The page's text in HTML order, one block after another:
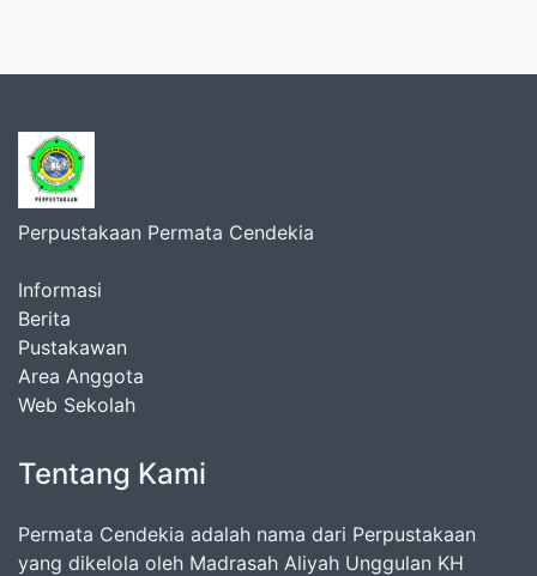
Perpustakaan Permata Cendekia
Informasi
Berita
Pustakawan
Area Anggota
Web Sekolah
Tentang Kami
Permata Cendekia adalah nama dari Perpustakaan
yang dikelola oleh Madrasah Aliyah Unggulan KH